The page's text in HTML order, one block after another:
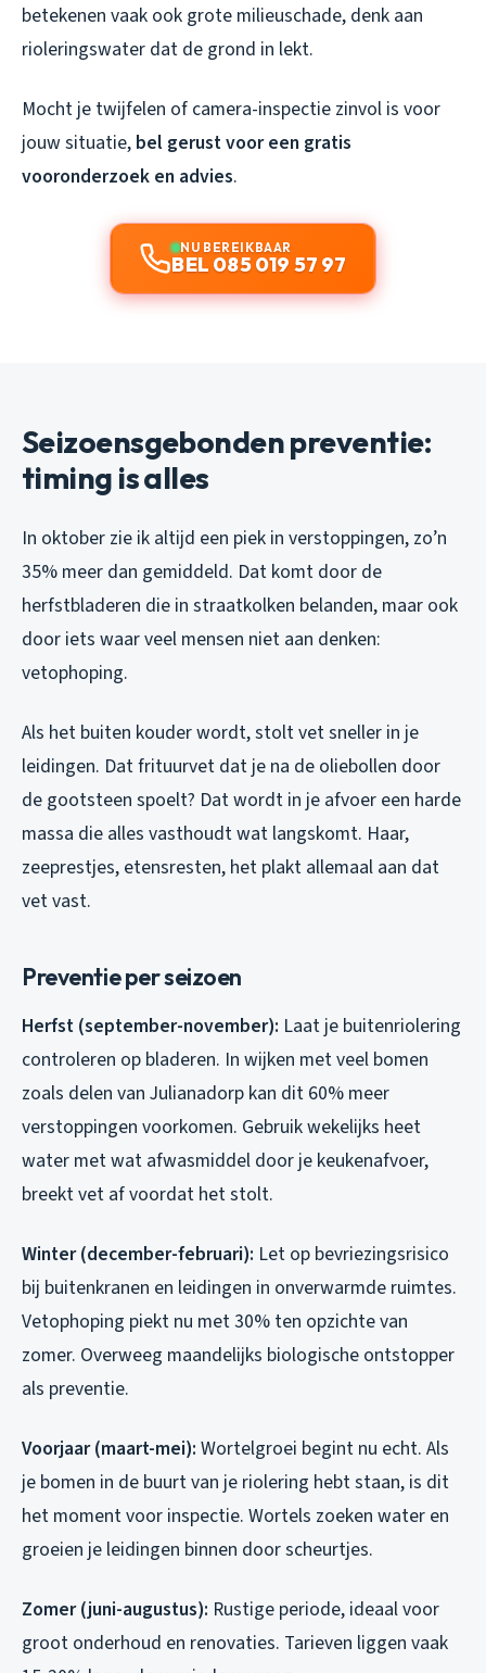
betekenen vaak ook grote milieuschade, denk aan
rioleringswater dat de grond in lekt.
Mocht je twijfelen of camera-inspectie zinvol is voor
jouw situatie, bel gerust voor een gratis
vooronderzoek en advies.
NU BEREIKBAAR
BEL 085 019 57 97
Seizoensgebonden preventie:
timing is alles
In oktober zie ik altijd een piek in verstoppingen, zo’n
35% meer dan gemiddeld. Dat komt door de
herfstbladeren die in straatkolken belanden, maar ook
door iets waar veel mensen niet aan denken:
vetophoping.
Als het buiten kouder wordt, stolt vet sneller in je
leidingen. Dat frituurvet dat je na de oliebollen door
de gootsteen spoelt? Dat wordt in je afvoer een harde
massa die alles vasthoudt wat langskomt. Haar,
zeeprestjes, etensresten, het plakt allemaal aan dat
vet vast.
Preventie per seizoen
Herfst (september-november): Laat je buitenriolering
controleren op bladeren. In wijken met veel bomen
zoals delen van Julianadorp kan dit 60% meer
verstoppingen voorkomen. Gebruik wekelijks heet
water met wat afwasmiddel door je keukenafvoer,
breekt vet af voordat het stolt.
Winter (december-februari): Let op bevriezingsrisico
bij buitenkranen en leidingen in onverwarmde ruimtes.
Vetophoping piekt nu met 30% ten opzichte van
zomer. Overweeg maandelijks biologische ontstopper
als preventie.
Voorjaar (maart-mei): Wortelgroei begint nu echt. Als
je bomen in de buurt van je riolering hebt staan, is dit
het moment voor inspectie. Wortels zoeken water en
groeien je leidingen binnen door scheurtjes.
Zomer (juni-augustus): Rustige periode, ideaal voor
groot onderhoud en renovaties. Tarieven liggen vaak